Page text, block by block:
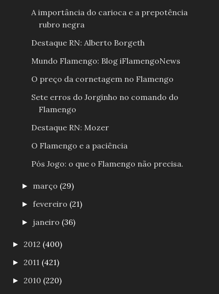
A importância do carioca e a prepotência
rubro negra
Destaque RN: Alberto Borgeth
Mundo Flamengo: Blog iFlamengoNews
O preço da cornetagem no Flamengo
Sete erros do Jorginho no comando do
Flamengo
Destaque RN: Mozer
O Flamengo e a paciência
Pós Jogo: o que o Flamengo não precisa.
► março (29)
►fevereiro (21)
► janeiro (36)
► 2012 (400)
► 2011 (421)
► 2010 (220)